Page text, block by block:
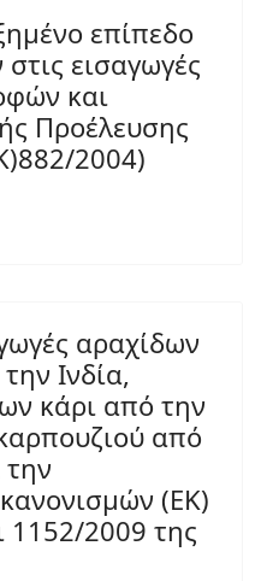
επίπεδο
εισαγωγές
και
Προέλευσης
2004)
αραχίδων
Ινδία,
κάρι από την
από
την
(ΕΚ)
1152/2009 της